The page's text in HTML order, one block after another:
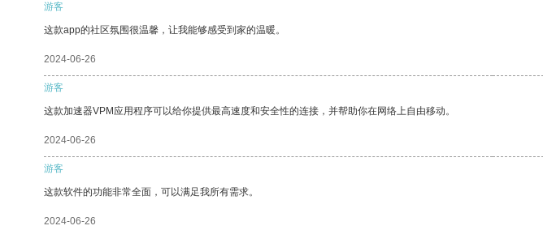
游客
这款app的社区氛围很温馨，让我能够感受到家的温暖。
2024-06-26
游客
这款加速器VPM应用程序可以给你提供最高速度和安全性的连接，并帮助你在网络上自由移动。
2024-06-26
游客
这款软件的功能非常全面，可以满足我所有需求。
2024-06-26